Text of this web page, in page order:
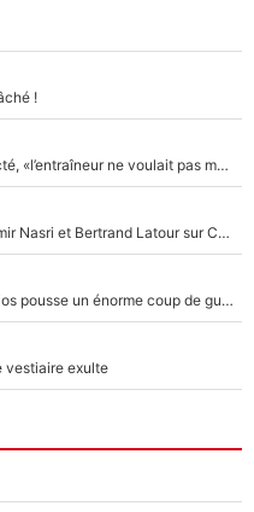
!
Mercato - OM : Un grand nom a été éjecté, «l’entraîneur ne voulait pas me conserver»
Kylian Mbappé : L’accrochage entre Samir Nasri et Bertrand Latour sur Canal+
Victime de racisme contre Murray, Kyrgios pousse un énorme coup de gueule !
vestiaire exulte